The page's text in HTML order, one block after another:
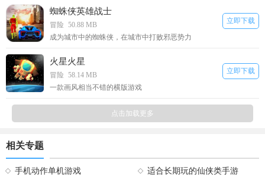
蜘蛛侠英雄战士
冒险 50.88 MB
成为城市中的蜘蛛侠，在城市中打败邪恶势力
立即下载
火星火星
冒险 58.14 MB
一款画风相当不错的横版游戏
立即下载
点击加载更多
相关专题
手机动作单机游戏 适合长期玩的仙侠类手游